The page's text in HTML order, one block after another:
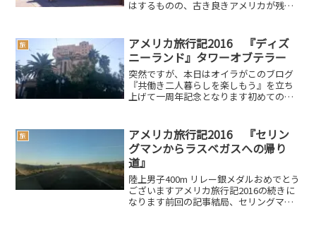
はするものの、古き良きアメリカが残る
プ』の隣のお店もギフトショップになっ
ています『J & R...
旅
アメリカ旅行記2016 『ディズ
ニーランド』タワーオブテラー
突然ですが、本日はオイラがこのブログ
『共働き二人暮らしを楽しもう』を立ち
上げて一周年記念となります初めてのブ
とうございますm(__)m長いようで短かっ
た一年でしたが、こ...
旅
アメリカ旅行記2016 『セリン
グマンからラスベガスへの帰り
道』
陸上男子400m リレー銀メダルおめでとう
ございますアメリカ旅行記2016の続きに
なります前回の記事結局、セリングマン